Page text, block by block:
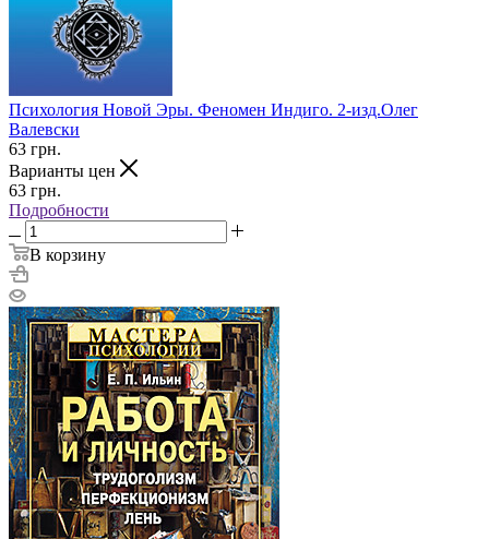
Психология Новой Эры. Феномен Индиго. 2-изд.Олег
Валевски
63 грн.
Варианты цен
63 грн.
Подробности
В корзину